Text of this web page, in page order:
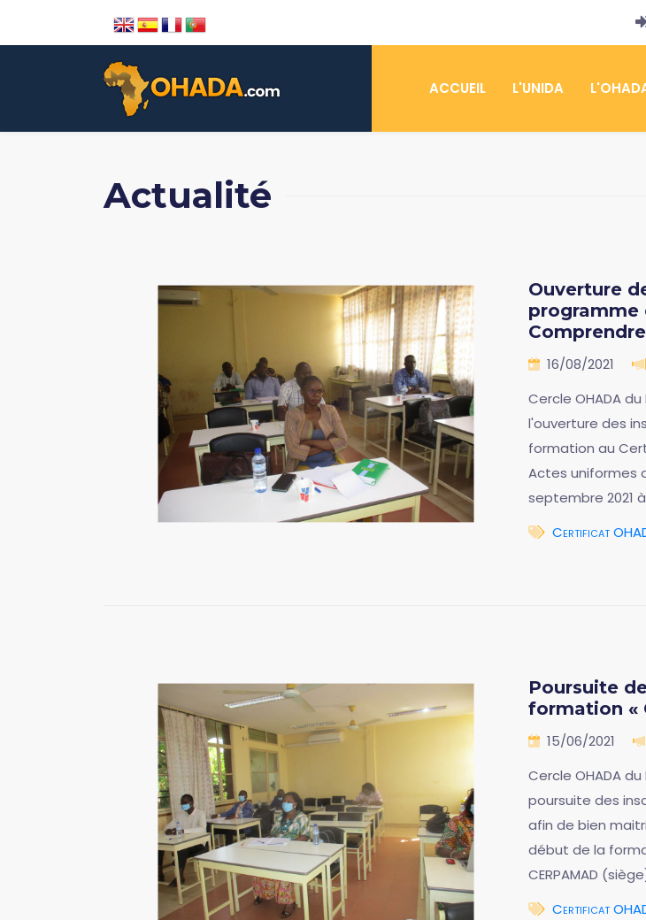
ACCUEIL L'UNIDA
Actualité
Ouverture
programme
16/08/2021
Cercle OHADA
l'ouverture des
formation au
Actes uniformes
septembre 2021
Certificat
Poursuite
formation «
15/06/2021
Cercle OHADA
poursuite des
afin de bien
début de la
CERPAMAD
Certificat